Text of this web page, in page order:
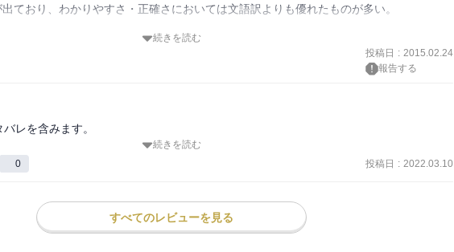
ており、わかりやすさ・正確さにおいては文語訳よりも優れたものが多い。
かけて、日本で初めて訳された聖書である。
ように日本語にしていくか。
の際、様々な問題にぶつかった。
、訳に「わかりやすさ」を求めた。
たちは聖典に相応しい荘厳さ、つまり漢文的な格調を求めた。
りがな」の秀逸な使い方だ。
「汚穢」に「けがれ」、「復活」に「よみがえり」、
続きを読む
投稿日 : 2015.02.24
報告する
レを含みます。
、我はわが父の家に居るべきを知らぬか』
続きを読む
0 投稿日 : 2022.03.10
すべてのレビューを見る